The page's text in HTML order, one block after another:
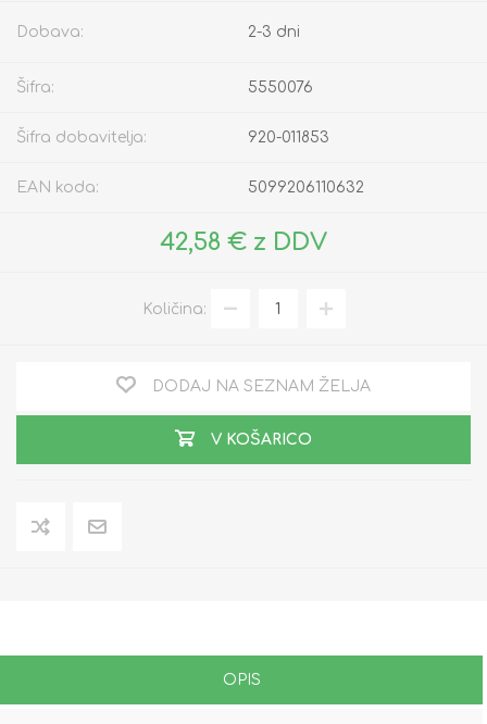
Dobava: 2-3 dni
Šifra: 5550076
Šifra dobavitelja: 920-011853
EAN koda: 5099206110632
42,58 € z DDV
Količina:
DODAJ NA SEZNAM ŽELJA
V KOŠARICO
OPIS